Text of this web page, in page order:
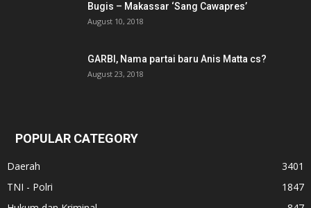
Bugis – Makassar ‘Sang Cawapres’
August 10, 2018
GARBI, Nama partai baru Anis Matta cs?
August 23, 2018
POPULAR CATEGORY
Daerah
3401
TNI - Polri
1847